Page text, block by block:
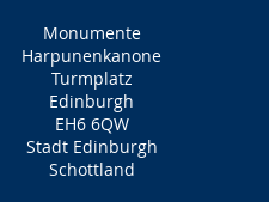
Monumente
Harpunenkanone
Turmplatz
Edinburgh
EH6 6QW
Stadt Edinburgh
Schottland